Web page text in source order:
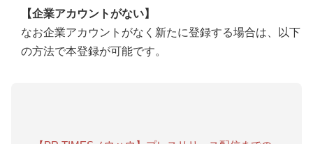
【企業アカウントがない】
なお企業アカウントがなく新たに登録する場合は、以下
の方法で本登録が可能です。